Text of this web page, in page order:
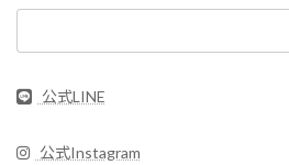
公式LINE
公式Instagram